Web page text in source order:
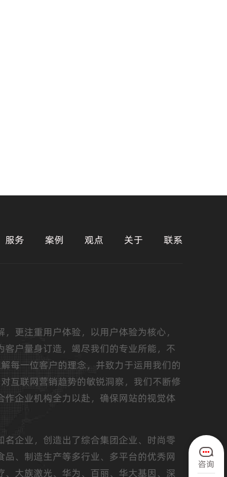
服务 案例 观点 关于 联系
更注重用户体验，以用户体验为核心，
户量身订造，竭尽我们的专业所能，不
每一位客户的理念，并致力于运用我们的
互联网营销趋势的敏锐洞察，我们不断修
企业机构全力以赴，确保网站的视觉体
企业，创造出了综合集团企业、时尚零
、制造生产等多行业、多平台的优秀网
大族激光、华为、百丽、华大基因、深
咨询